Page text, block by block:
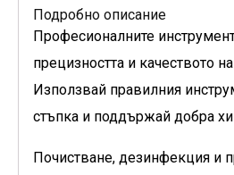
Подробно описание
Професионалните
прецизността и качеството
Използвай правилния
стъпка и поддържай добра
Почистване, дезинфекция и